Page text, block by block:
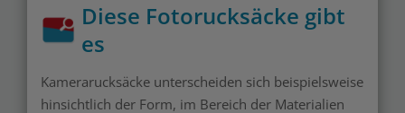
Diese Fotorucksäcke gibt
es
Kamerarucksäcke unterscheiden sich beispielsweise
hinsichtlich der Form, im Bereich der Materialien